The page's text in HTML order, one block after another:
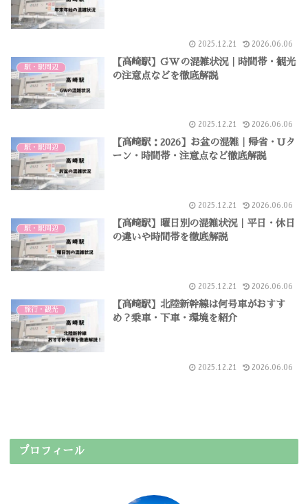
2025.12.21 2026.06.06
駅・駅周辺
【高崎駅】GWの混雑状況｜時間帯・観光
の注意点などを徹底解説
2025.12.21 2026.06.06
駅・駅周辺
【高崎駅：2026】お盆の混雑｜帰省・Uタ
ーン・時間帯・注意点など徹底解説
2025.12.21 2026.06.06
駅・駅周辺
【高崎駅】曜日別の混雑状況｜平日・休日
の違いや時間帯を徹底解説
2025.12.21 2026.06.06
旅行・観光
【高崎駅】北陸新幹線は何号車がおすす
め？乗車・下車・環境を紹介
2025.12.21 2026.06.06
プロフィール